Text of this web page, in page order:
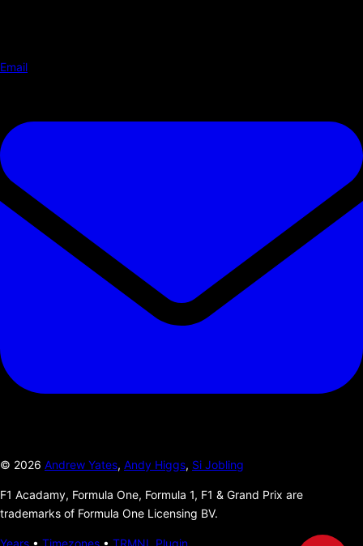
Email
© 2026 Andrew Yates, Andy Higgs, Si Jobling
F1 Acadamy, Formula One, Formula 1, F1 & Grand Prix are
trademarks of Formula One Licensing BV.
Years • Timezones • TRMNL Plugin